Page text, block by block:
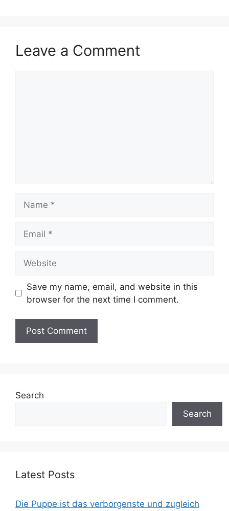
Leave a Comment
Save my name, email, and website in this
browser for the next time I comment.
Search
Search
Latest Posts
Die Puppe ist das verborgenste und zugleich